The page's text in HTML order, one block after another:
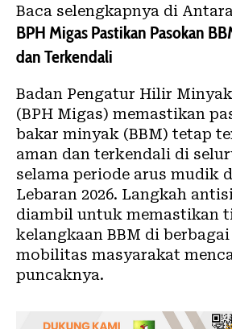
Baca selengkapnya di
BPH Migas Pastikan Pasokan
dan Terkendali
Badan Pengatur Hilir
(BPH Migas) memastikan
bakar minyak (BBM) tetap
aman dan terkendali di
selama periode arus mudik
Lebaran 2026. Langkah
diambil untuk memastikan
kelangkaan BBM di
mobilitas masyarakat
puncaknya.